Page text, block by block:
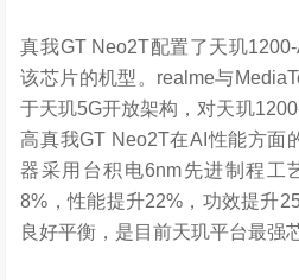
真我GT Neo2T配置了天玑
该芯片的机型。realme与
于天玑5G开放架构，对天玑
高真我GT Neo2T在AI性能方面
器采用台积电6nm先进制程工
8%，性能提升22%，功效提升
良好平衡，是目前天玑平台最强